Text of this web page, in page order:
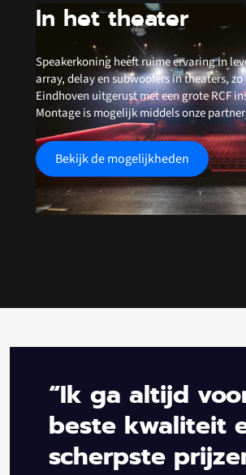
In het theater
Speakerkoning heeft ruime ervaring in
array, delay en subwoofers in theaters, zo
Eindhoven uitgerust met een grote RCF
Montage is mogelijk middels onze
Bekijk de mogelijkheden
“Ik ga altijd
beste kwaliteit
scherpste